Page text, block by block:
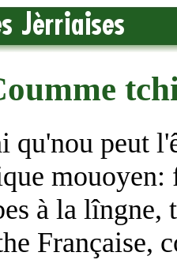
qu'nou peut
à la lîngne,
Française,